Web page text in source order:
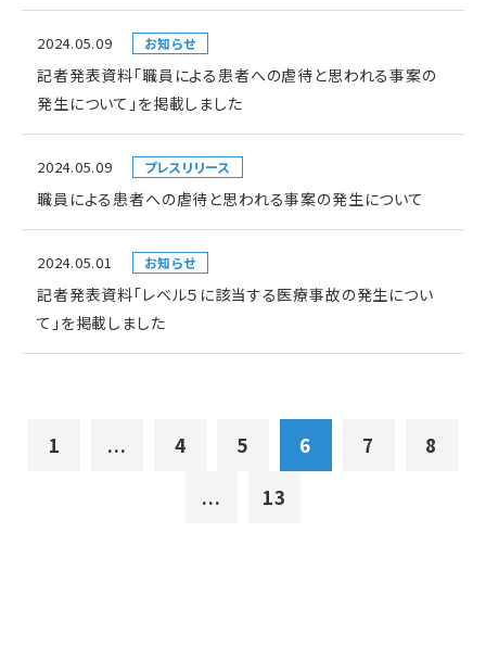
2024.05.09 お知らせ
記者発表資料「職員による患者への虐待と思われる事案の
発生について」を掲載しました
2024.05.09 プレスリリース
職員による患者への虐待と思われる事案の発生について
2024.05.01 お知らせ
記者発表資料「レベル５に該当する医療事故の発生につい
て」を掲載しました
1 ... 4 5 6 7
8
...
13